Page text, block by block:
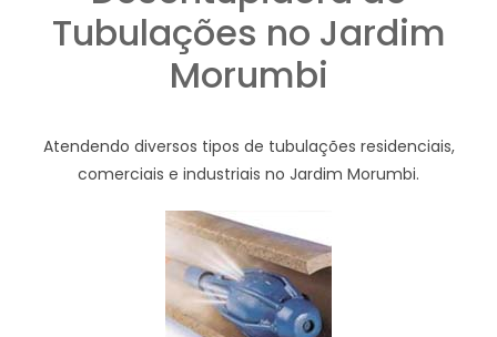
Tubulações no Jardim
Morumbi
Atendendo diversos tipos de tubulações residenciais,
comerciais e industriais no Jardim Morumbi.